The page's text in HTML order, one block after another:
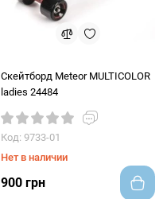
Скейтборд Meteor MULTICOLOR
ladies 24484
Код: 9733-01
Нет в наличии
900 грн